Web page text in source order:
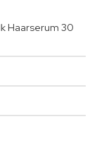
Haarserum 30